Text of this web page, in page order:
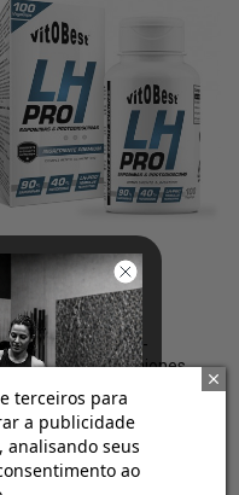
LH-Pro
4 / 5-
2opiniones
VegeCaps
terceiros para
a publicidade
analisando seus
ao